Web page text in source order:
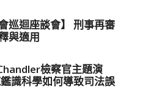
巡迴座談會】 刑事再審
與適用
檢察官主題演
識科學如何導致司法誤